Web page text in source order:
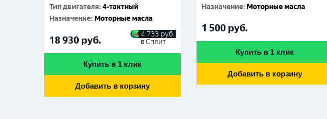
Тип двигателя:4-тактный
Назначение: Моторные масла
18 930 руб.
4 733 руб.
в Сплит
Купить в 1 клик
Добавить в корзину
Назначение: Моторные масла
1 500 руб.
Купить в 1 клик
Добавить в корзину